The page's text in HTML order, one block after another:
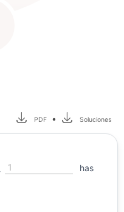
PDF • Soluciones
1
has